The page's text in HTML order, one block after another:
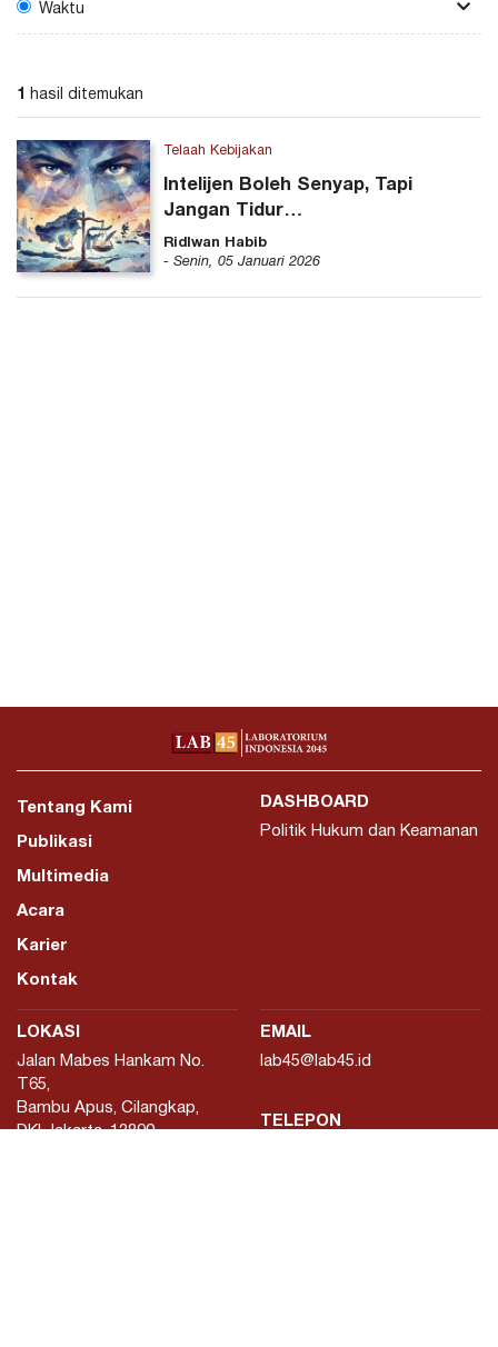
Buku
Cakrawala Strategis
Media Eksternal
Tilik Data
Waktu
30 Hari Terakhir
Setahun Terakhir
1 hasil ditemukan
Telaah Kebijakan
Intelijen Boleh Senyap, Tapi
Jangan Tidur
Catatan Akhir Tahun Kinerja Badan
Intelijen Negara
Ridlwan Habib
- Senin, 05 Januari 2026
Tentang Kami
Publikasi
Multimedia
Acara
Karier
Kontak
DASHBOARD
Politik Hukum dan Keamanan
LOKASI
Jalan Mabes Hankam No.
T65,
Bambu Apus, Cilangkap,
DKI Jakarta, 13890
EMAIL
lab45@lab45.id
TELEPON